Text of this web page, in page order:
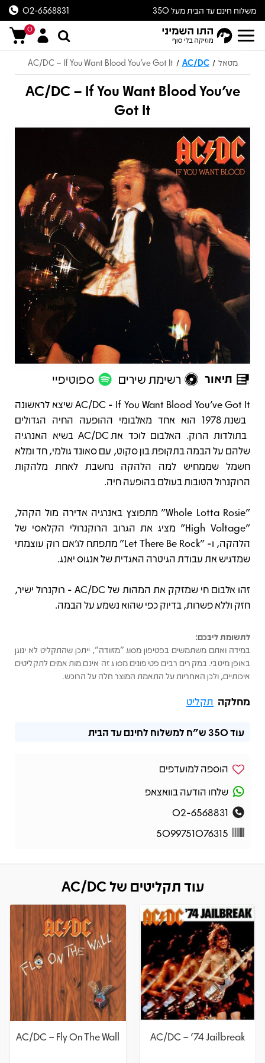
משלוח חינם עד הבית מעל 350
ש״ח
02-6568831
0
מטאל /
AC/DC
/
AC/DC – If You Want Blood You've Got It
AC/DC – If You Want Blood You've
Got It
תיאור רשימת שירים ספוטיפיי
תיאור
AC/DC - If You Want Blood You've Got It שיצא לראשונה
בשנת 1978 הוא אחד מאלבומי ההופעה החיה הגדולים
בתולדות הרוק. האלבום לוכד את AC/DC בשיא האנרגיה
שלהם על הבמה בתקופת בון סקוט, עם סאונד גולמי, חד ומלא
חשמל שממחיש למה הלהקה נחשבת לאחת מלהקות
הרוקנרול הטובות בעולם בהופעה חיה.
"Whole Lotta Rosie" מתפוצץ באנרגיה אדירה מול הקהל,
"High Voltage" מציג את הגרוב הרוקנרולי הקלאסי של
הלהקה, ו- "Let There Be Rock" מתפתח לג'אם רוק עוצמתי
שמדגיש את עבודת הגיטרה האגדית של אנגוס יאנג.
זהו אלבום חי שמזקק את המהות של AC/DC - רוקנרול ישיר,
חזק וללא פשרות, בדיוק כפי שהוא נשמע על הבמה.
לתשומת ליבכם:
במידה ואתם משתמשים בפטיפון מסוג "מזוודה", ייתכן שהתקליט לא ינוגן
באופן מיטבי. במקרים רבים פטיפונים מסוג זה אינם מותאמים לתקליטים
איכותיים, ולכן האחריות על התאמת המוצר חלה על הרוכש.
מחלקה תקליט
עוד350 ש"ח למשלוח לחינם עד הבית
הוספה למועדפים
שלחו הודעה בוואצאפ
02-6568831
5099751076315
עוד תקליטים של AC/DC
AC/DC – '74 Jailbreak
AC/DC – Fly On The Wall